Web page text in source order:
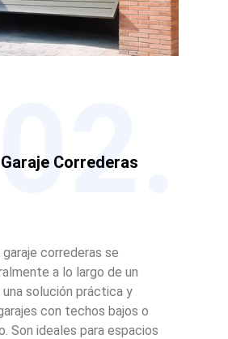
Correderas
02.
correderas se
a lo largo de un
solución práctica y
con techos bajos o
Son ideales para espacios